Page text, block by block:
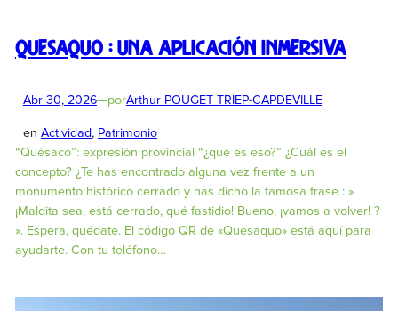
Quesaquo : una aplicación inmersiva
Abr 30, 2026—porArthur POUGET TRIEP-CAPDEVILLE
en Actividad, Patrimonio
“Quèsaco”: expresión provincial “¿qué es eso?” ¿Cuál es el
concepto? ¿Te has encontrado alguna vez frente a un
monumento histórico cerrado y has dicho la famosa frase : »
¡Maldita sea, está cerrado, qué fastidio! Bueno, ¡vamos a volver! ?
». Espera, quédate. El código QR de «Quesaquo» está aquí para
ayudarte. Con tu teléfono…